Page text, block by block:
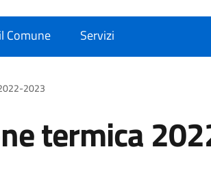
Comune Servizi
2023
termica